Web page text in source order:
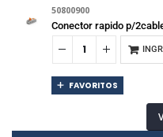
50800900
Conector rapido p/
FAVORITOS